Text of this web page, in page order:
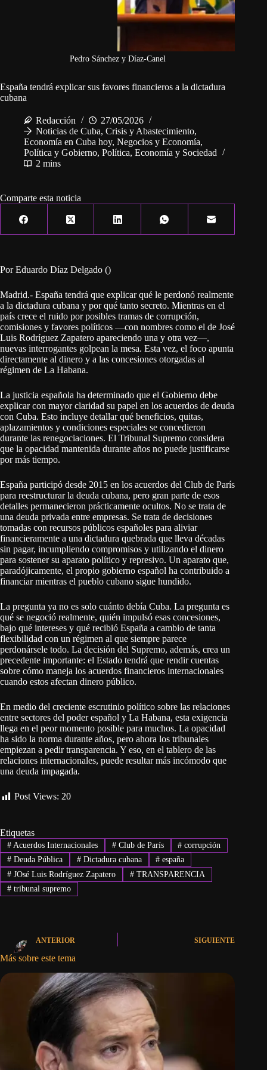
Pedro Sánchez y Díaz-Canel
España tendrá explicar sus favores financieros a la dictadura
cubana
Redacción
27/05/2026
Noticias de Cuba, Crisis y Abastecimiento,
Economía en Cuba hoy, Negocios y Economía,
Política y Gobierno, Política, Economía y Sociedad
2 mins
Comparte esta noticia
Por Eduardo Díaz Delgado ()
Madrid.- España tendrá que explicar qué le perdonó realmente
a la dictadura cubana y por qué tanto secreto. Mientras en el
país crece el ruido por posibles tramas de corrupción,
comisiones y favores políticos —con nombres como el de José
Luis Rodríguez Zapatero apareciendo una y otra vez—,
nuevas interrogantes golpean la mesa. Esta vez, el foco apunta
directamente al dinero y a las concesiones otorgadas al
régimen de La Habana.
La justicia española ha determinado que el Gobierno debe
explicar con mayor claridad su papel en los acuerdos de deuda
con Cuba. Esto incluye detallar qué beneficios, quitas,
aplazamientos y condiciones especiales se concedieron
durante las renegociaciones. El Tribunal Supremo considera
que la opacidad mantenida durante años no puede justificarse
por más tiempo.
España participó desde 2015 en los acuerdos del Club de París
para reestructurar la deuda cubana, pero gran parte de esos
detalles permanecieron prácticamente ocultos. No se trata de
una deuda privada entre empresas. Se trata de decisiones
tomadas con recursos públicos españoles para aliviar
financieramente a una dictadura quebrada que lleva décadas
sin pagar, incumpliendo compromisos y utilizando el dinero
para sostener su aparato político y represivo. Un aparato que,
paradójicamente, el propio gobierno español ha contribuido a
financiar mientras el pueblo cubano sigue hundido.
La pregunta ya no es solo cuánto debía Cuba. La pregunta es
qué se negoció realmente, quién impulsó esas concesiones,
bajo qué intereses y qué recibió España a cambio de tanta
flexibilidad con un régimen al que siempre parece
perdonársele todo. La decisión del Supremo, además, crea un
precedente importante: el Estado tendrá que rendir cuentas
sobre cómo maneja los acuerdos financieros internacionales
cuando estos afectan dinero público.
En medio del creciente escrutinio político sobre las relaciones
entre sectores del poder español y La Habana, esta exigencia
llega en el peor momento posible para muchos. La opacidad
ha sido la norma durante años, pero ahora los tribunales
empiezan a pedir transparencia. Y eso, en el tablero de las
relaciones internacionales, puede resultar más incómodo que
una deuda impagada.
Post Views: 20
Etiquetas
#Acuerdos Internacionales #Club de París # corrupción
#Deuda Pública #Dictadura cubana # españa
#JOsé Luis Rodríguez Zapatero #TRANSPARENCIA
#tribunal supremo
ANTERIOR SIGUIENTE
Más sobre este tema